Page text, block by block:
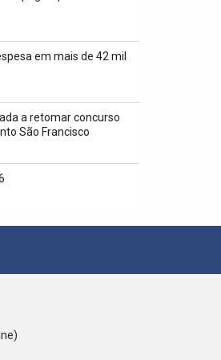
em mais de 42 mil
a retomar concurso
São Francisco